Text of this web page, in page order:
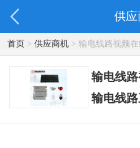
供
首页> 供应商机> 输电线路视频
频在线监测系统
输电线
输电线